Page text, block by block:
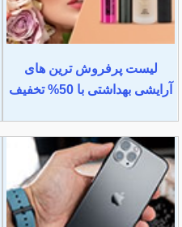
لیست پرفروش ترین های
آرایشی بهداشتی با 50% تخفیف